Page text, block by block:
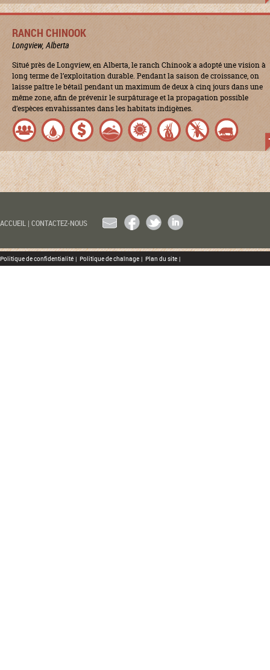
RANCH CHINOOK
Longview, Alberta
Situé près de Longview, en Alberta, le ranch Chinook a adopté une vision à
long terme de l’exploitation durable. Pendant la saison de croissance, on
laisse paître le bétail pendant un maximum de deux à cinq jours dans une
même zone, afin de prévenir le surpâturage et la propagation possible
d’espèces envahissantes dans les habitats indigènes.
ACCUEIL | CONTACTEZ-NOUS
Politique de confidentialité | Politique de chaînage | Plan du site |